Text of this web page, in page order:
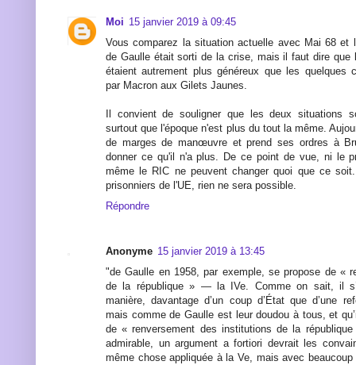
Moi 15 janvier 2019 à 09:45
Vous comparez la situation actuelle avec Mai 68 et
de Gaulle était sorti de la crise, mais il faut dire que
étaient autrement plus généreux que les quelques
par Macron aux Gilets Jaunes.
Il convient de souligner que les deux situations
surtout que l'époque n'est plus du tout la même.
de marges de manœuvre et prend ses ordres à
donner ce qu'il n'a plus. De ce point de vue, ni le
même le RIC ne peuvent changer quoi que ce
prisonniers de l'UE, rien ne sera possible.
Répondre
Anonyme 15 janvier 2019 à 13:45
"de Gaulle en 1958, par exemple, se propose de «
de la république » — la IVe. Comme on sait, il
manière, davantage d’un coup d’État que d’une
mais comme de Gaulle est leur doudou à tous, et
de « renversement des institutions de la
admirable, un argument a fortiori devrait les
même chose appliquée à la Ve, mais avec beaucoup